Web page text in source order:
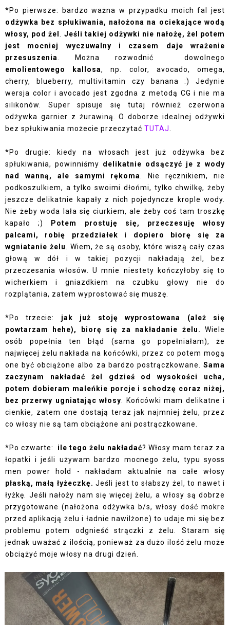
*Po pierwsze: bardzo ważna w przypadku moich fal jest
odżywka bez spłukiwania, nałożona na ociekające wodą
włosy, pod żel
Jeśli takiej odżywki nie nałożę, żel potem
jest mocniej wyczuwalny i czasem daje wrażenie
przesuszenia
. Można rozwodnić dowolnego
emolientowego kallosa, np. color, avocado, omega,
cherry, blueberry, multivitamin czy banana :) Jedynie
wersja color i avocado jest zgodna z metodą CG i nie ma
silikonów. Super spisuje się tutaj również czerwona
odżywka garnier z żurawiną. O doborze idealnej odżywki
bez spłukiwania możecie przeczytać TUTAJ
*Po drugie: kiedy na włosach jest już odżywka bez
spłukiwania, powinniśmy delikatnie odsączyć je z wody
nad wanną, ale samymi rękoma
. Nie ręcznikiem, nie
podkoszulkiem, a tylko swoimi dłońmi, tylko chwilkę, żeby
jeszcze delikatnie kapały z nich pojedyncze krople wody.
Nie żeby woda lała się ciurkiem, ale żeby coś tam troszkę
kapało ;) Potem prostuję się, przeczesuję włosy
palcami, robię przedziałek i dopiero biorę się za
wgniatanie żelu
. Wiem, że są osoby, które wiszą cały czas
głową w dół i w takiej pozycji nakładają żel, bez
przeczesania włosów. U mnie niestety kończyłoby się to
wicherkiem i gniazdkiem na czubku głowy nie do
rozplątania, zatem wyprostować się muszę.
*Po trzecie:
jak już stoję wyprostowana (ależ się
powtarzam hehe), biorę się za nakładanie żelu.
Wiele
osób popełnia ten błąd (sama go popełniałam), że
najwięcej żelu nakłada na końcówki, przez co potem mogą
one być obciążone albo za bardzo postrączkowane. Sama
zaczynam nakładać żel gdzieś od wysokości ucha,
potem dobieram maleńkie porcje i schodzę coraz niżej,
bez przerwy ugniatając włosy . Końcówki mam delikatne i
cienkie, zatem one dostają teraz jak najmniej żelu, przez
co włosy nie są tam obciążone ani postrączkowane.
*Po czwarte: ile tego żelu nakładać? Włosy mam teraz za
łopatki i jeśli używam bardzo mocnego żelu, typu syoss
men power hold - nakładam aktualnie na całe włosy
płaską, małą łyżeczkę. Jeśli jest to słabszy żel, to nawet i
łyżkę. Jeśli nałoży nam się więcej żelu, a włosy są dobrze
przygotowane (nałożona odżywka b/s, włosy dość mokre
przed aplikacją żelu i ładnie nawilżone) to udaje mi się bez
problemu potem odgnieść strączki z żelu. Staram się
jednak uważać z ilością, ponieważ za dużo ilość żelu może
obciążyć moje włosy na drugi dzień.